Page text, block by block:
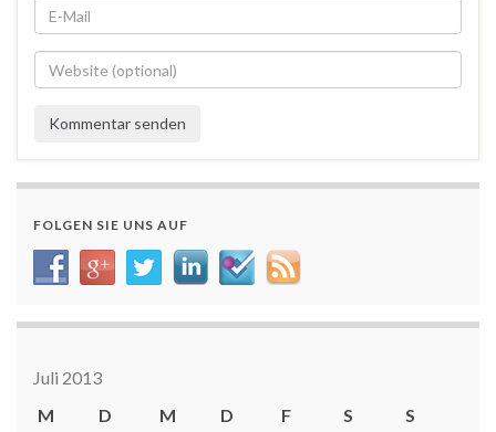
FOLGEN SIE UNS AUF
Juli 2013
M
D M D F S
S